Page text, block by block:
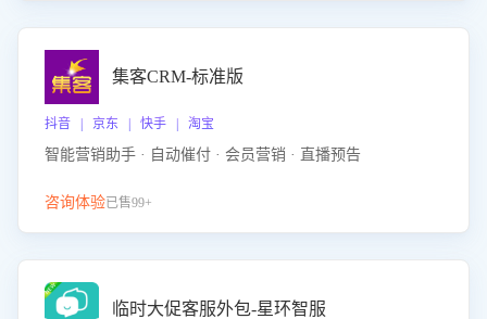
集客CRM-标准版
抖音 | 京东 | 快手 | 淘宝
智能营销助手 · 自动催付 · 会员营销 · 直播预告
咨询体验已售99+
临时大促客服外包-星环智服